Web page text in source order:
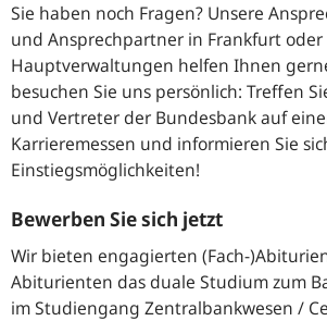
Sie haben noch Fragen? Unsere
und Ansprechpartner in Frankfurt
Hauptverwaltungen helfen Ihnen
besuchen Sie uns persönlich: Treffen
und Vertreter der Bundesbank auf
Karrieremessen und informieren Sie
Einstiegsmöglichkeiten!
Bewerben Sie sich jetzt
Wir bieten engagierten (Fach-
Abiturienten das duale Studium zum
im Studiengang Zentralbankwesen /